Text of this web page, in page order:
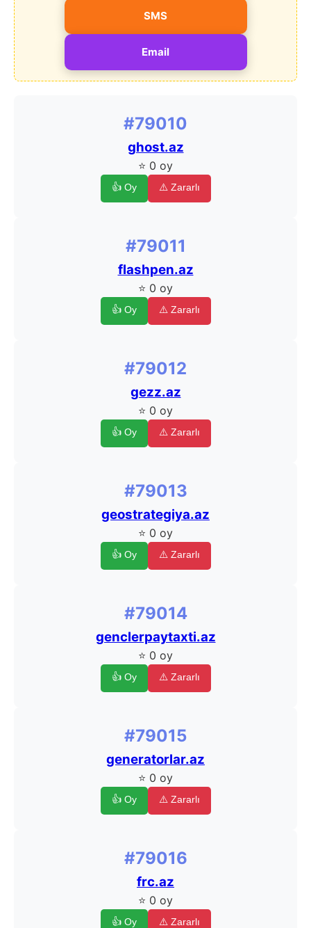
SMS
Email
#79010
ghost.az
⭐ 0 oy
👍 Oy ⚠️ Zararlı
#79011
flashpen.az
⭐ 0 oy
👍 Oy ⚠️ Zararlı
#79012
gezz.az
⭐ 0 oy
👍 Oy ⚠️ Zararlı
#79013
geostrategiya.az
⭐ 0 oy
👍 Oy ⚠️ Zararlı
#79014
genclerpaytaxti.az
⭐ 0 oy
👍 Oy ⚠️ Zararlı
#79015
generatorlar.az
⭐ 0 oy
👍 Oy ⚠️ Zararlı
#79016
frc.az
⭐ 0 oy
👍 Oy ⚠️ Zararlı